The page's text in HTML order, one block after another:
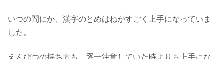
いつの間にか、漢字のとめはねがすごく上手になっていま
した。
えんぴつの持ち方も、逐一注意していた時よりも上手にな